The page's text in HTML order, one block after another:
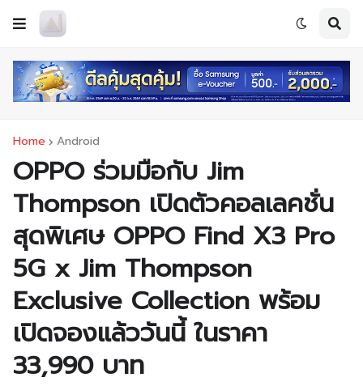
Home Android
OPPO ร่วมมือกับ Jim
Thompson เปิดตัวคอลเลคชั่น
สุดพิเศษ OPPO Find X3 Pro
5G x Jim Thompson
Exclusive Collection พร้อม
เปิดจองแล้ววันนี้ ในราคา
33,990 บาท